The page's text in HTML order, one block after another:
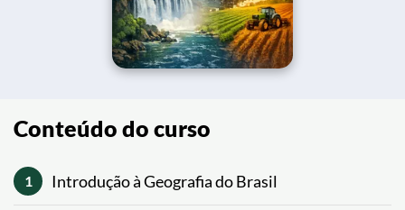
Conteúdo do curso
1 Introdução à Geografia do Brasil